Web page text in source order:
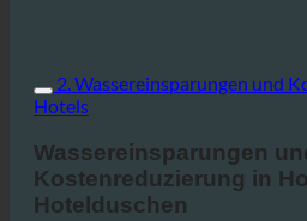
Hotels
Wassereinsparungen und